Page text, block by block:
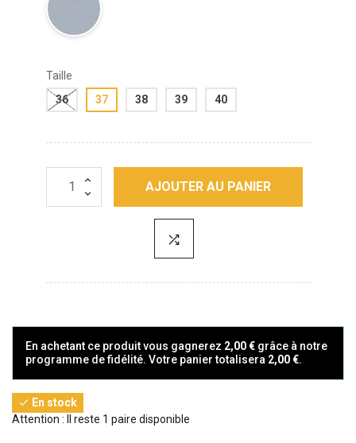
Taille
36
37 38 39 40
AJOUTER AU PANIER
En achetant ce produit vous gagnerez 2,00 € grâce à notre
programme de fidélité. Votre panier totalisera 2,00 €.
 En stock
Attention : Il reste 1 paire disponible